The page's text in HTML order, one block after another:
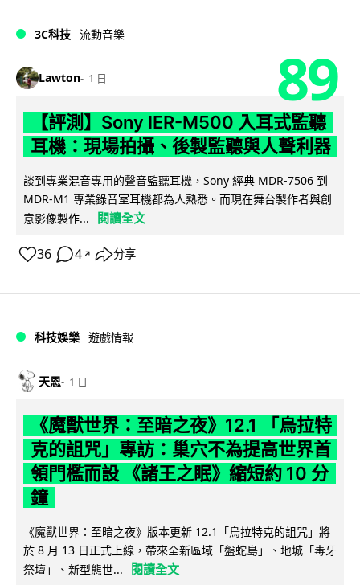
3C科技 流動音樂
Lawton 1 日 89
【評測】Sony IER-M500 入耳式監聽
耳機：現場拍攝、後製監聽與人聲利器
談到專業混音專用的聲音監聽耳機，Sony 經典 MDR-7506 到
MDR-M1 專業錄音室耳機都為人熟悉。而現在舞台製作者與創
意影像製作...
閱讀全文
36 4 ↗ 分享
科技娛樂 遊戲情報
天恩 1 日
《魔獸世界：至暗之夜》12.1 「烏拉特
克的詛咒」專訪：巢穴不為提高世界首
領門檻而設 《諸王之眠》縮短約 10 分
鐘
《魔獸世界：至暗之夜》版本更新 12.1「烏拉特克的詛咒」將
於 8 月 13 日正式上線，帶來全新區域「盤蛇島」、地城「毒牙
祭壇」、新型態世...
閱讀全文